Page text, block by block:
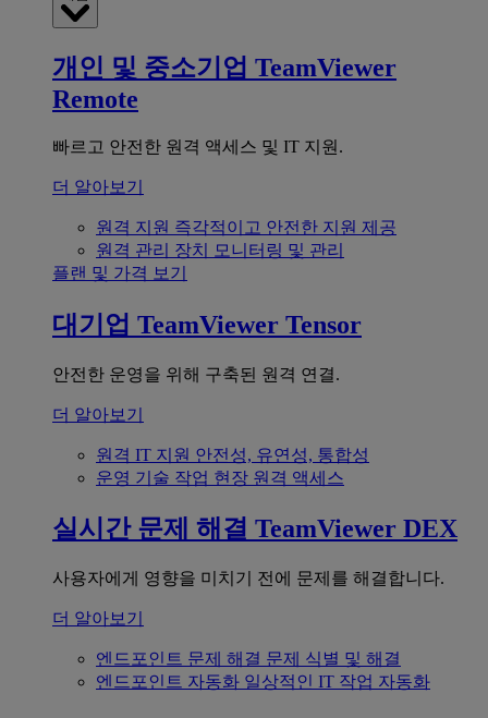
개인 및 중소기업 TeamViewer
Remote
빠르고 안전한 원격 액세스 및 IT 지원.
더 알아보기
원격 지원 즉각적이고 안전한 지원 제공
원격 관리 장치 모니터링 및 관리
플랜 및 가격 보기
대기업 TeamViewer Tensor
안전한 운영을 위해 구축된 원격 연결.
더 알아보기
원격 IT 지원 안전성, 유연성, 통합성
운영 기술 작업 현장 원격 액세스
실시간 문제 해결 TeamViewer DEX
사용자에게 영향을 미치기 전에 문제를 해결합니다.
더 알아보기
엔드포인트 문제 해결 문제 식별 및 해결
엔드포인트 자동화 일상적인 IT 작업 자동화